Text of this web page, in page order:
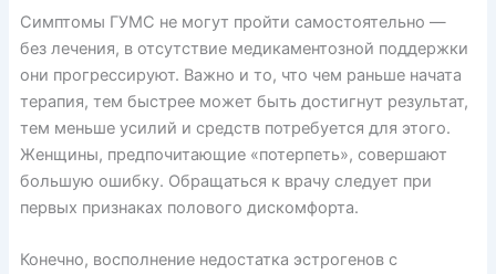
Симптомы ГУМС не могут пройти самостоятельно —
без лечения, в отсутствие медикаментозной поддержки
они прогрессируют. Важно и то, что чем раньше начата
терапия, тем быстрее может быть достигнут результат,
тем меньше усилий и средств потребуется для этого.
Женщины, предпочитающие «потерпеть», совершают
большую ошибку. Обращаться к врачу следует при
первых признаках полового дискомфорта.
Конечно, восполнение недостатка эстрогенов с